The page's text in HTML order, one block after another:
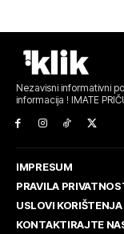
Nezavisni informativni
informacija ! IMATE
IMPRESUM
PRAVILA
USLOVI KORIŠTENJA
KONTAKTIRAJTE